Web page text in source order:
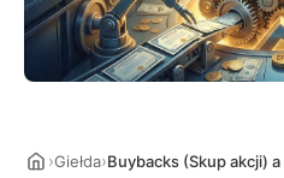
Analiza techniczna
›Giełda›Buybacks (Skup akcji)